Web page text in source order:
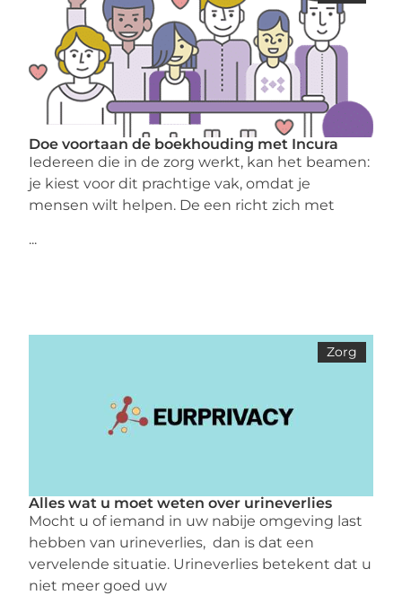
Doe voortaan de boekhouding met Incura
Iedereen die in de zorg werkt, kan het beamen:
je kiest voor dit prachtige vak, omdat je
mensen wilt helpen. De een richt zich met
...
Zorg
Alles wat u moet weten over urineverlies
Mocht u of iemand in uw nabije omgeving last
hebben van urineverlies, dan is dat een
vervelende situatie. Urineverlies betekent dat u
niet meer goed uw